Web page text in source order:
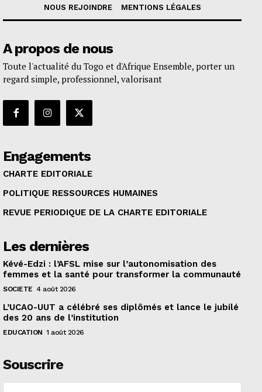
NOUS REJOINDRE
MENTIONS LÉGALES
A propos de nous
Toute l'actualité du Togo et d'Afrique Ensemble, porter un
regard simple, professionnel, valorisant
Engagements
CHARTE EDITORIALE
POLITIQUE RESSOURCES HUMAINES
REVUE PERIODIQUE DE LA CHARTE EDITORIALE
Les dernières
Kévé-Edzi : l’AFSL mise sur l’autonomisation des
femmes et la santé pour transformer la communauté
SOCIETE 4 août 2026
L’UCAO-UUT a célébré ses diplômés et lance le jubilé
des 20 ans de l’institution
EDUCATION 1 août 2026
Souscrire